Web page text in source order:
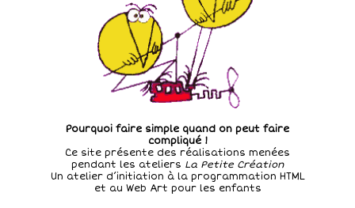
Pourquoi faire simple quand on peut faire
compliqué !
Ce site présente des réalisations menées
pendant les ateliers La Petite Création
Un atelier d’initiation à la programmation HTML
et au Web Art pour les enfants